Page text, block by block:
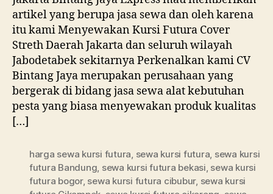
artikel yang berupa jasa sewa dan oleh karena
itu kami Menyewakan Kursi Futura Cover
Streth Daerah Jakarta dan seluruh wilayah
Jabodetabek sekitarnya Perkenalkan kami CV
Bintang Jaya merupakan perusahaan yang
bergerak di bidang jasa sewa alat kebutuhan
pesta yang biasa menyewakan produk kualitas
[…]
harga sewa kursi futura sewa kursi futura sewa kursi
futura Bandung sewa kursi futura bekasi sewa kursi
futura bogor, sewa kursi futura cibubur, sewa kursi